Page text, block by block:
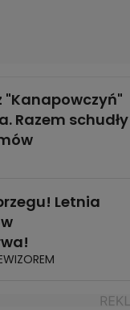
"Kanapowczyń"
Razem schudły
Letnia